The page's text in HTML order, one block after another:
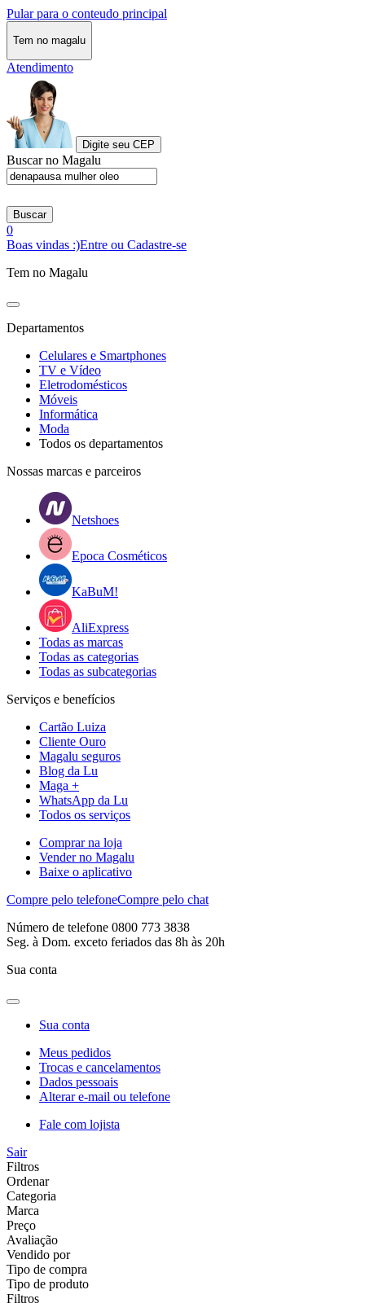
Pular para o conteudo principal
Tem no magalu
Atendimento
Digite seu CEP
Buscar no Magalu
Buscar
0
Boas vindas :)Entre ou Cadastre-se
Tem no Magalu
Departamentos
Celulares e Smartphones
TV e Vídeo
Eletrodomésticos
Móveis
Informática
Moda
Todos os departamentos
Nossas marcas e parceiros
Netshoes
Epoca Cosméticos
KaBuM!
AliExpress
Todas as marcas
Todas as categorias
Todas as subcategorias
Serviços e benefícios
Cartão Luiza
Cliente Ouro
Magalu seguros
Blog da Lu
Maga +
WhatsApp da Lu
Todos os serviços
Comprar na loja
Vender no Magalu
Baixe o aplicativo
Compre pelo telefoneCompre pelo chat
Número de telefone 0800 773 3838
Seg. à Dom. exceto feriados das 8h às 20h
Sua conta
Sua conta
Meus pedidos
Trocas e cancelamentos
Dados pessoais
Alterar e-mail ou telefone
Fale com lojista
Sair
Filtros
Ordenar
Categoria
Marca
Preço
Avaliação
Vendido por
Tipo de compra
Tipo de produto
Filtros